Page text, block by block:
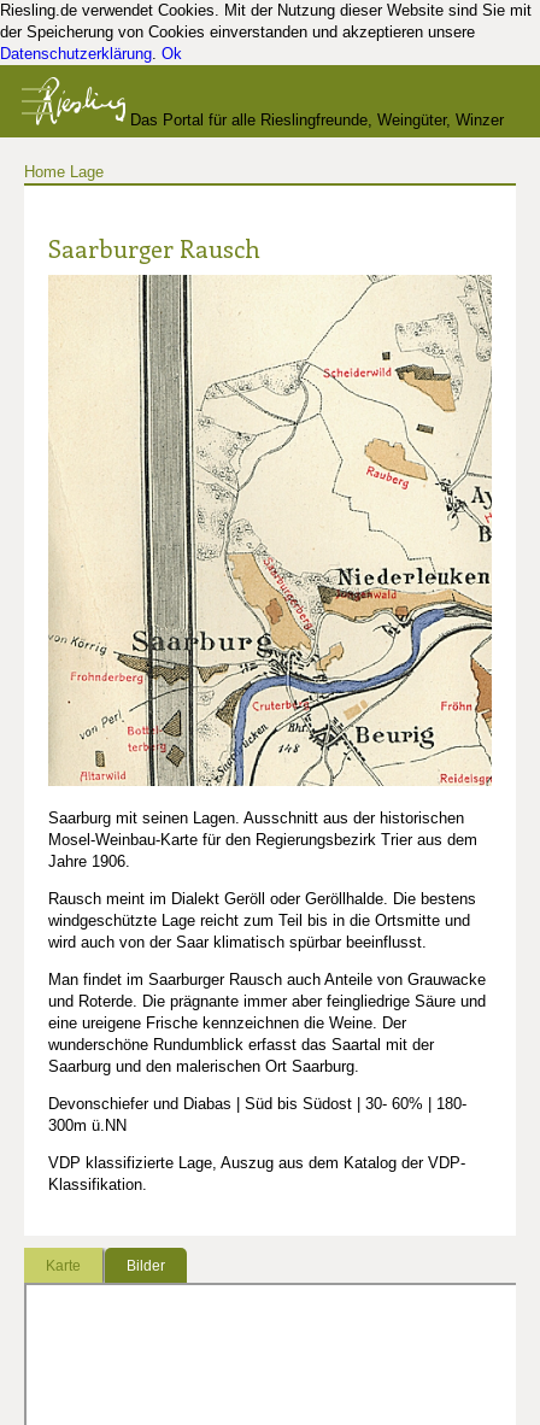
Riesling.de verwendet Cookies. Mit der Nutzung dieser Website sind Sie mit
der Speicherung von Cookies einverstanden und akzeptieren unsere
Datenschutzerklärung. Ok
Das Portal für alle Rieslingfreunde, Weingüter, Winzer
Home Lage
Saarburger Rausch
Saarburg mit seinen Lagen. Ausschnitt aus der historischen
Mosel-Weinbau-Karte für den Regierungsbezirk Trier aus dem
Jahre 1906.
Rausch meint im Dialekt Geröll oder Geröllhalde. Die bestens
windgeschützte Lage reicht zum Teil bis in die Ortsmitte und
wird auch von der Saar klimatisch spürbar beeinflusst.
Man findet im Saarburger Rausch auch Anteile von Grauwacke
und Roterde. Die prägnante immer aber feingliedrige Säure und
eine ureigene Frische kennzeichnen die Weine. Der
wunderschöne Rundumblick erfasst das Saartal mit der
Saarburg und den malerischen Ort Saarburg.
Devonschiefer und Diabas | Süd bis Südost | 30- 60% | 180-
300m ü.NN
VDP klassifizierte Lage, Auszug aus dem Katalog der VDP-
Klassifikation.
Karte Bilder